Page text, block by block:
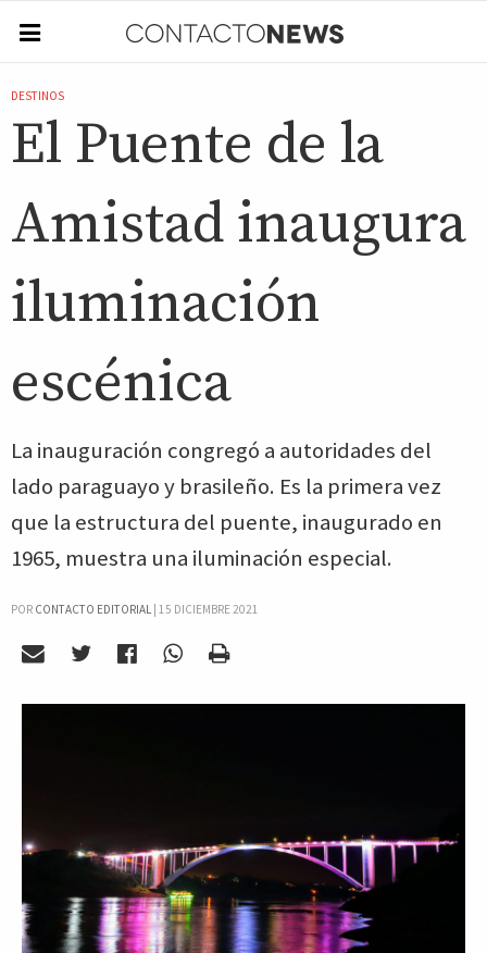
DESTINOS
El Puente de la
Amistad inaugura
iluminación
escénica
La inauguración congregó a autoridades del
lado paraguayo y brasileño. Es la primera vez
que la estructura del puente, inaugurado en
1965, muestra una iluminación especial.
POR CONTACTO EDITORIAL| 15 DICIEMBRE 2021